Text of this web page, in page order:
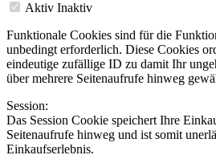
Aktiv Inaktiv
Funktionale Cookies sind für die
unbedingt erforderlich. Diese Cookies
eindeutige zufällige ID zu damit Ihr
über mehrere Seitenaufrufe hinweg
Session:
Das Session Cookie speichert Ihre
Seitenaufrufe hinweg und ist somit
Einkaufserlebnis.